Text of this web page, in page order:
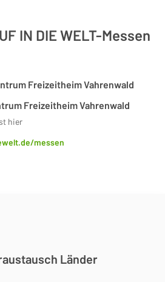
IN DIE WELT-Messen
Freizeitheim Vahrenwald
Freizeitheim Vahrenwald
hier
messen
Länder